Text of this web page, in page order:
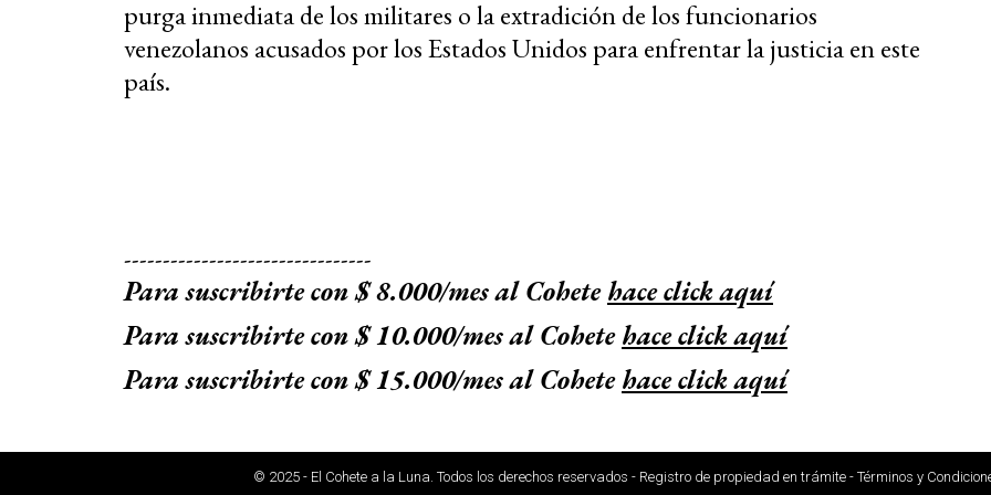
purga inmediata de los militares o la extradición de los funcionarios
venezolanos acusados ​​por los Estados Unidos para enfrentar la justicia en este
país.
--------------------------------
Para suscribirte con $ 8.000/mes al Cohetehace click aquí
Para suscribirte con $ 10.000/mes al Cohetehace click aquí
Para suscribirte con $ 15.000/mes al Cohetehace click aquí
© 2025 - El Cohete a la Luna. Todos los derechos reservados - Registro de propiedad en trámite - Términos y